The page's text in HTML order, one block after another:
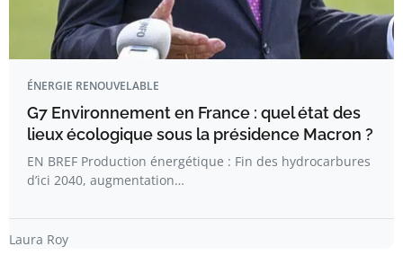
ÉNERGIE RENOUVELABLE
G7 Environnement en France : quel état des
lieux écologique sous la présidence Macron ?
EN BREF Production énergétique : Fin des hydrocarbures
d’ici 2040, augmentation…
Laura Roy